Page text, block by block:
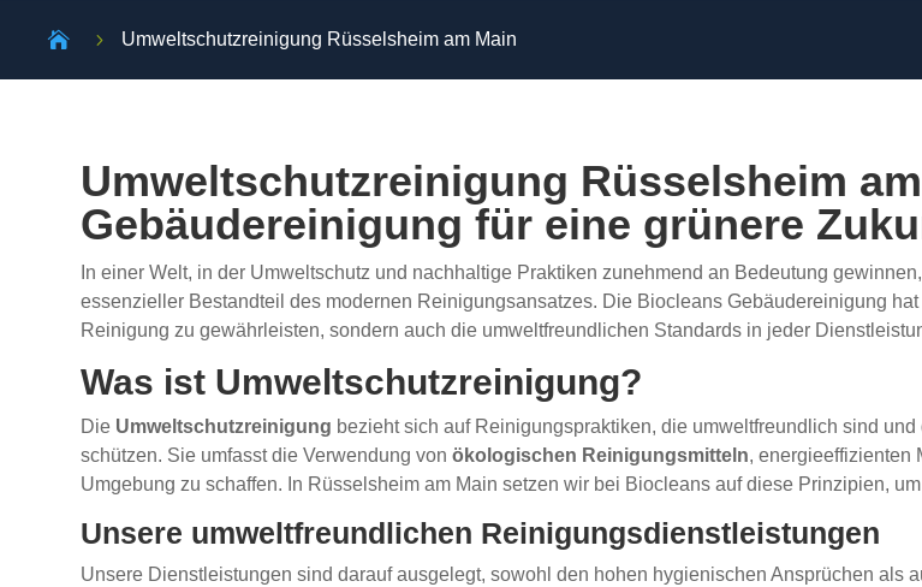
 5 Umweltschutzreinigung Rüsselsheim am Main
Umweltschutzreinigung Rüsselsheim
Gebäudereinigung für eine grünere
In einer Welt, in der Umweltschutz und nachhaltige Praktiken zunehmend an Bedeutung
essenzieller Bestandteil des modernen Reinigungsansatzes. Die Biocleans Gebäudereinigung
Reinigung zu gewährleisten, sondern auch die umweltfreundlichen Standards in jeder
Was ist Umweltschutzreinigung?
Die Umweltschutzreinigung bezieht sich auf Reinigungspraktiken, die umweltfreundlich sind
schützen. Sie umfasst die Verwendung vonökologischen Reinigungsmitteln, energieeffizienten
Umgebung zu schaffen. In Rüsselsheim am Main setzen wir bei Biocleans auf diese Prinzipien,
Unsere umweltfreundlichen Reinigungsdienstleistungen
Unsere Dienstleistungen sind darauf ausgelegt, sowohl den hohen hygienischen Ansprüchen als